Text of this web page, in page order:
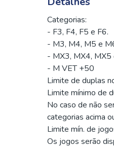
Categorias:
- F3, F4, F5 e F6.
- M3, M4, M5 e
- MX3, MX4, MX5
- M VET +50
Limite de duplas
Limite mínimo de
No caso de não
categorias acima
Limite mín. de
Os jogos serão